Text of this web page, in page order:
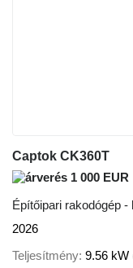
Captok CK360T
1 000 EUR
Építőipari rakodógép
2026
Teljesítmény 9.56 kW